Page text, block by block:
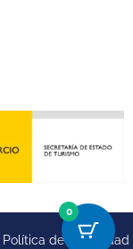
Política de privacidad
0